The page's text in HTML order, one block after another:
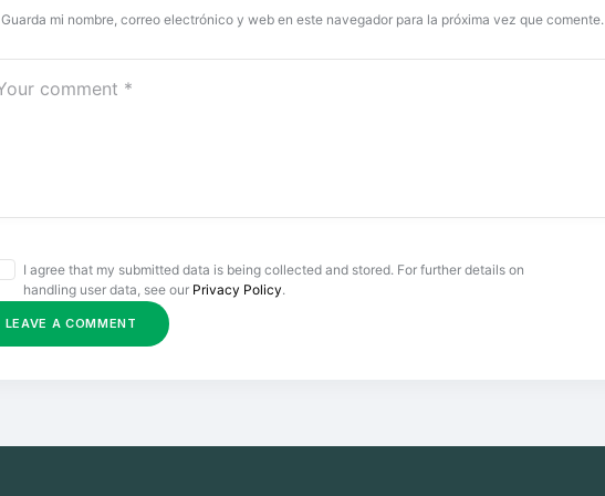
Guarda mi nombre, correo electrónico y web en este navegador para la próxima vez que comente.
I agree that my submitted data is being collected and stored. For further details on
handling user data, see our Privacy Policy.